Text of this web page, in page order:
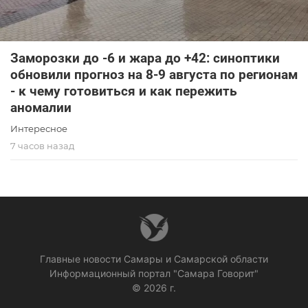
Заморозки до -6 и жара до +42: синоптики
обновили прогноз на 8-9 августа по регионам
- к чему готовиться и как пережить
аномалии
Интересное
7 часов назад
Главные новости Самары и Самарской области
Информационный портал "Самара Говорит"
© 2026 г.